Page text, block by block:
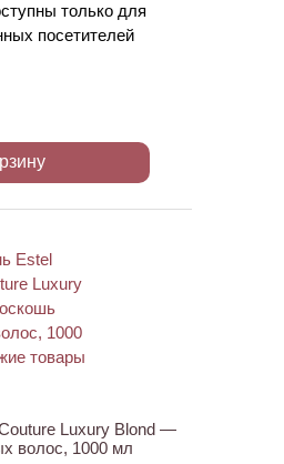
только для
посетителей
Luxury Blond —
волос, 1000 мл